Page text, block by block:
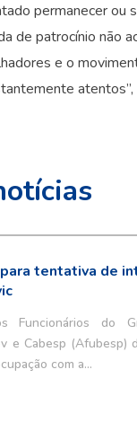
permanecer ou
de patrocínio não
e o
tentativa de
Funcionários do
e Cabesp (Afubesp)
com a…